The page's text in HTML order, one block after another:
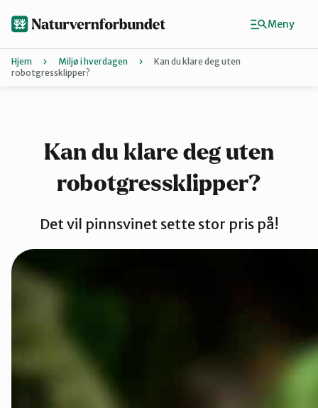
Buskerud
Finnmark
Møre og Romsdal
Hjem Miljø i hverdagen
Kan du klare deg uten
robotgressklipper?
Kan du klare deg uten
robotgressklipper?
Det vil pinnsvinet sette stor pris på!